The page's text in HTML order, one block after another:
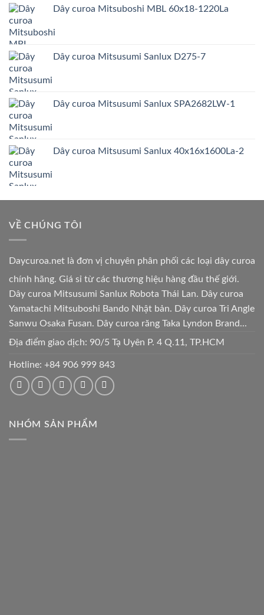
Dây curoa Mitsuboshi MBL 60x18-1220La
Dây curoa Mitsusumi Sanlux D275-7
Dây curoa Mitsusumi Sanlux SPA2682LW-1
Dây curoa Mitsusumi Sanlux 40x16x1600La-2
VỀ CHÚNG TÔI
Daycuroa.net là đơn vị chuyên phân phối các loại dây curoa
chính hãng. Giá sỉ từ các thương hiệu hàng đầu thế giới.
Dây curoa Mitsusumi Sanlux Robota Thái Lan. Dây curoa
Yamatachi Mitsuboshi Bando Nhật bản. Dây curoa Tri Angle
Sanwu Osaka Fusan. Dây curoa răng Taka Lyndon Brand...
Địa điểm giao dịch: 90/5 Tạ Uyên P. 4 Q.11, TP.HCM
Hotline: +84 906 999 843
NHÓM SẢN PHẨM